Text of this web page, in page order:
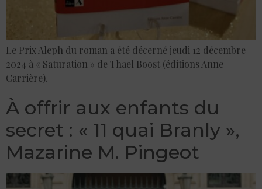
Le Prix Aleph du roman a été décerné jeudi 12 décembre
2024 à « Saturation » de Thael Boost (éditions Anne
Carrière).
À offrir aux enfants du
secret : « 11 quai Branly »,
Mazarine M. Pingeot